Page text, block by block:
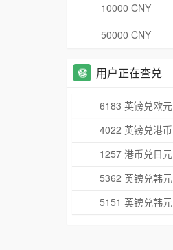
10000 CNY
50000 CNY
用户正在查兑
6183 英镑兑欧元
4022 英镑兑港币
1257 港币兑日元
5362 英镑兑韩元
5151 英镑兑韩元